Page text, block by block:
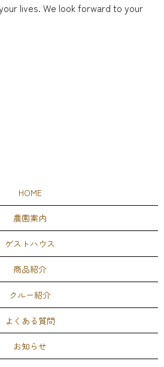
lives. We look forward to your
HOME
農園案内
ゲストハウス
商品紹介
クルー紹介
よくある質問
お知らせ